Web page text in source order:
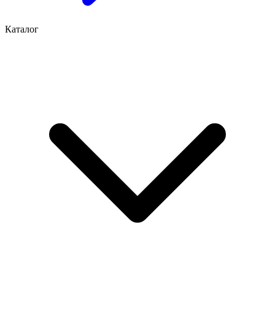
Каталог